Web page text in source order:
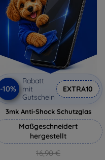
-10%
Rabatt
mit
Gutschein
EXTRA10
3mk Anti-Shock Schutzglas
Maßgeschneidert
hergestellt
16,90 €